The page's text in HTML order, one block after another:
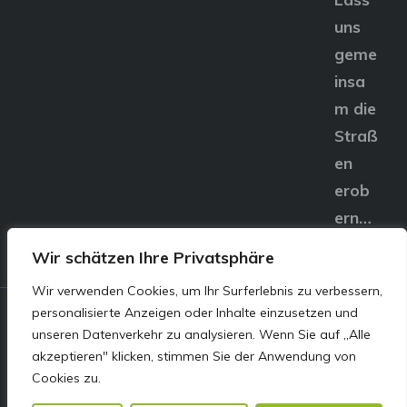
Wir schätzen Ihre Privatsphäre
Wir verwenden Cookies, um Ihr Surferlebnis zu verbessern,
personalisierte Anzeigen oder Inhalte einzusetzen und
unseren Datenverkehr zu analysieren. Wenn Sie auf „Alle
akzeptieren" klicken, stimmen Sie der Anwendung von
Cookies zu.
uns
geme
insa
m die
Straß
en
erob
ern…
© E&S Motors GmbH,
Linzer Straße 83 4240
Freistadt